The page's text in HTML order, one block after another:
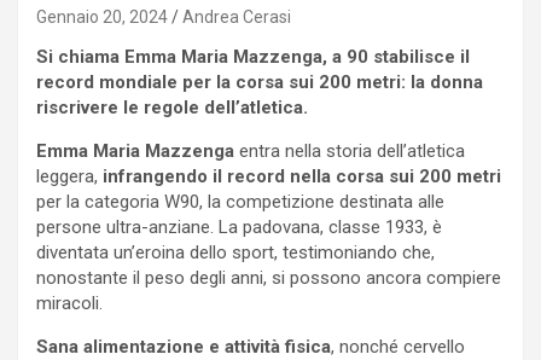
Gennaio 20, 2024 Andrea Cerasi
Si chiama Emma Maria Mazzenga, a 90 stabilisce il
record mondiale per la corsa sui 200 metri: la donna
riscrivere le regole dell’atletica.
Emma Maria Mazzenga entra nella storia dell’atletica
leggera, infrangendo il record nella corsa sui 200 metri
per la categoria W90, la competizione destinata alle
persone ultra-anziane. La padovana, classe 1933, è
diventata un’eroina dello sport, testimoniando che,
nonostante il peso degli anni, si possono ancora compiere
miracoli.
Sana alimentazione e attività fisica, nonché cervello